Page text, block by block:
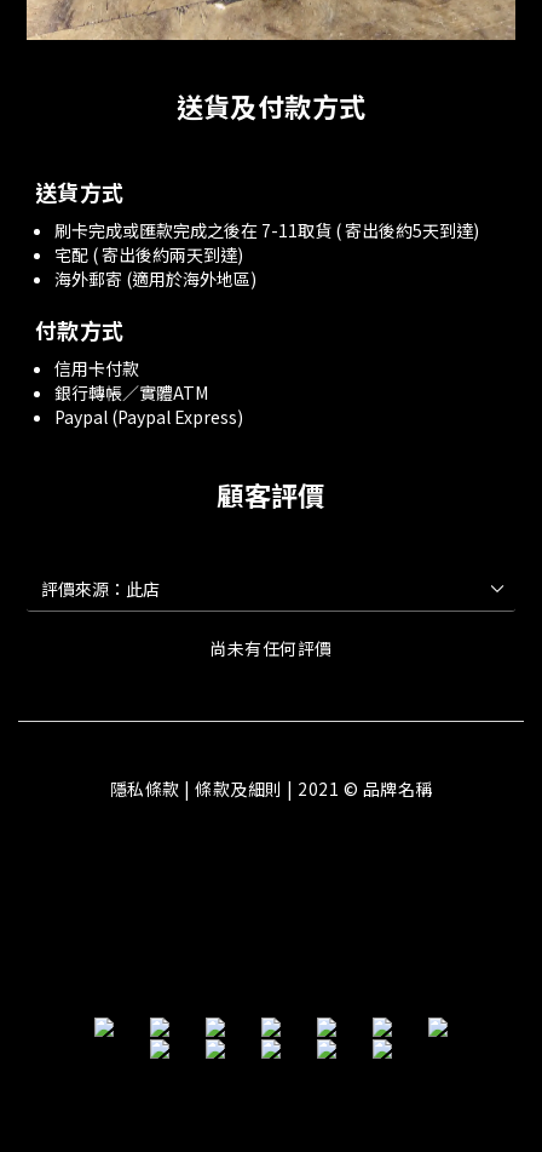
送貨及付款方式
送貨方式
刷卡完成或匯款完成之後在 7-11取貨 ( 寄出後約5天到達)
宅配 ( 寄出後約兩天到達)
海外郵寄 (適用於海外地區)
付款方式
信用卡付款
銀行轉帳／實體ATM
Paypal (Paypal Express)
顧客評價
尚未有任何評價
隱私條款 | 條款及細則 | 2021 © 品牌名稱